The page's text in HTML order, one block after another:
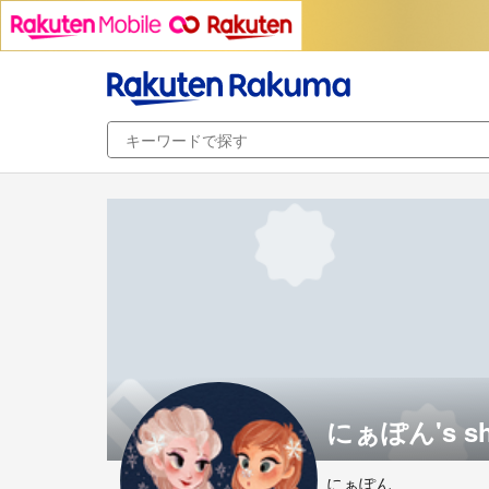
にぁぽん's
にぁぽん